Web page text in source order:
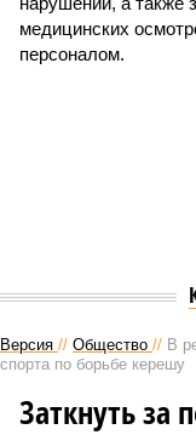
медицинских
персоналом.
Версия // Общество // В
спорта по борьбе керешу
Заткнуть за